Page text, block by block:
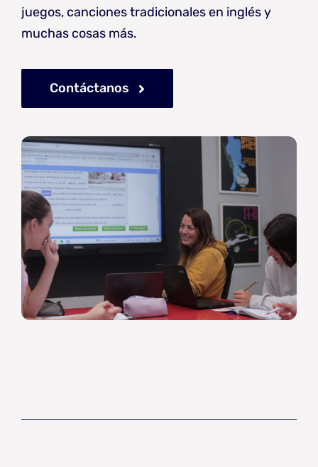
juegos, canciones tradicionales en inglés y
muchas cosas más.
Contáctanos